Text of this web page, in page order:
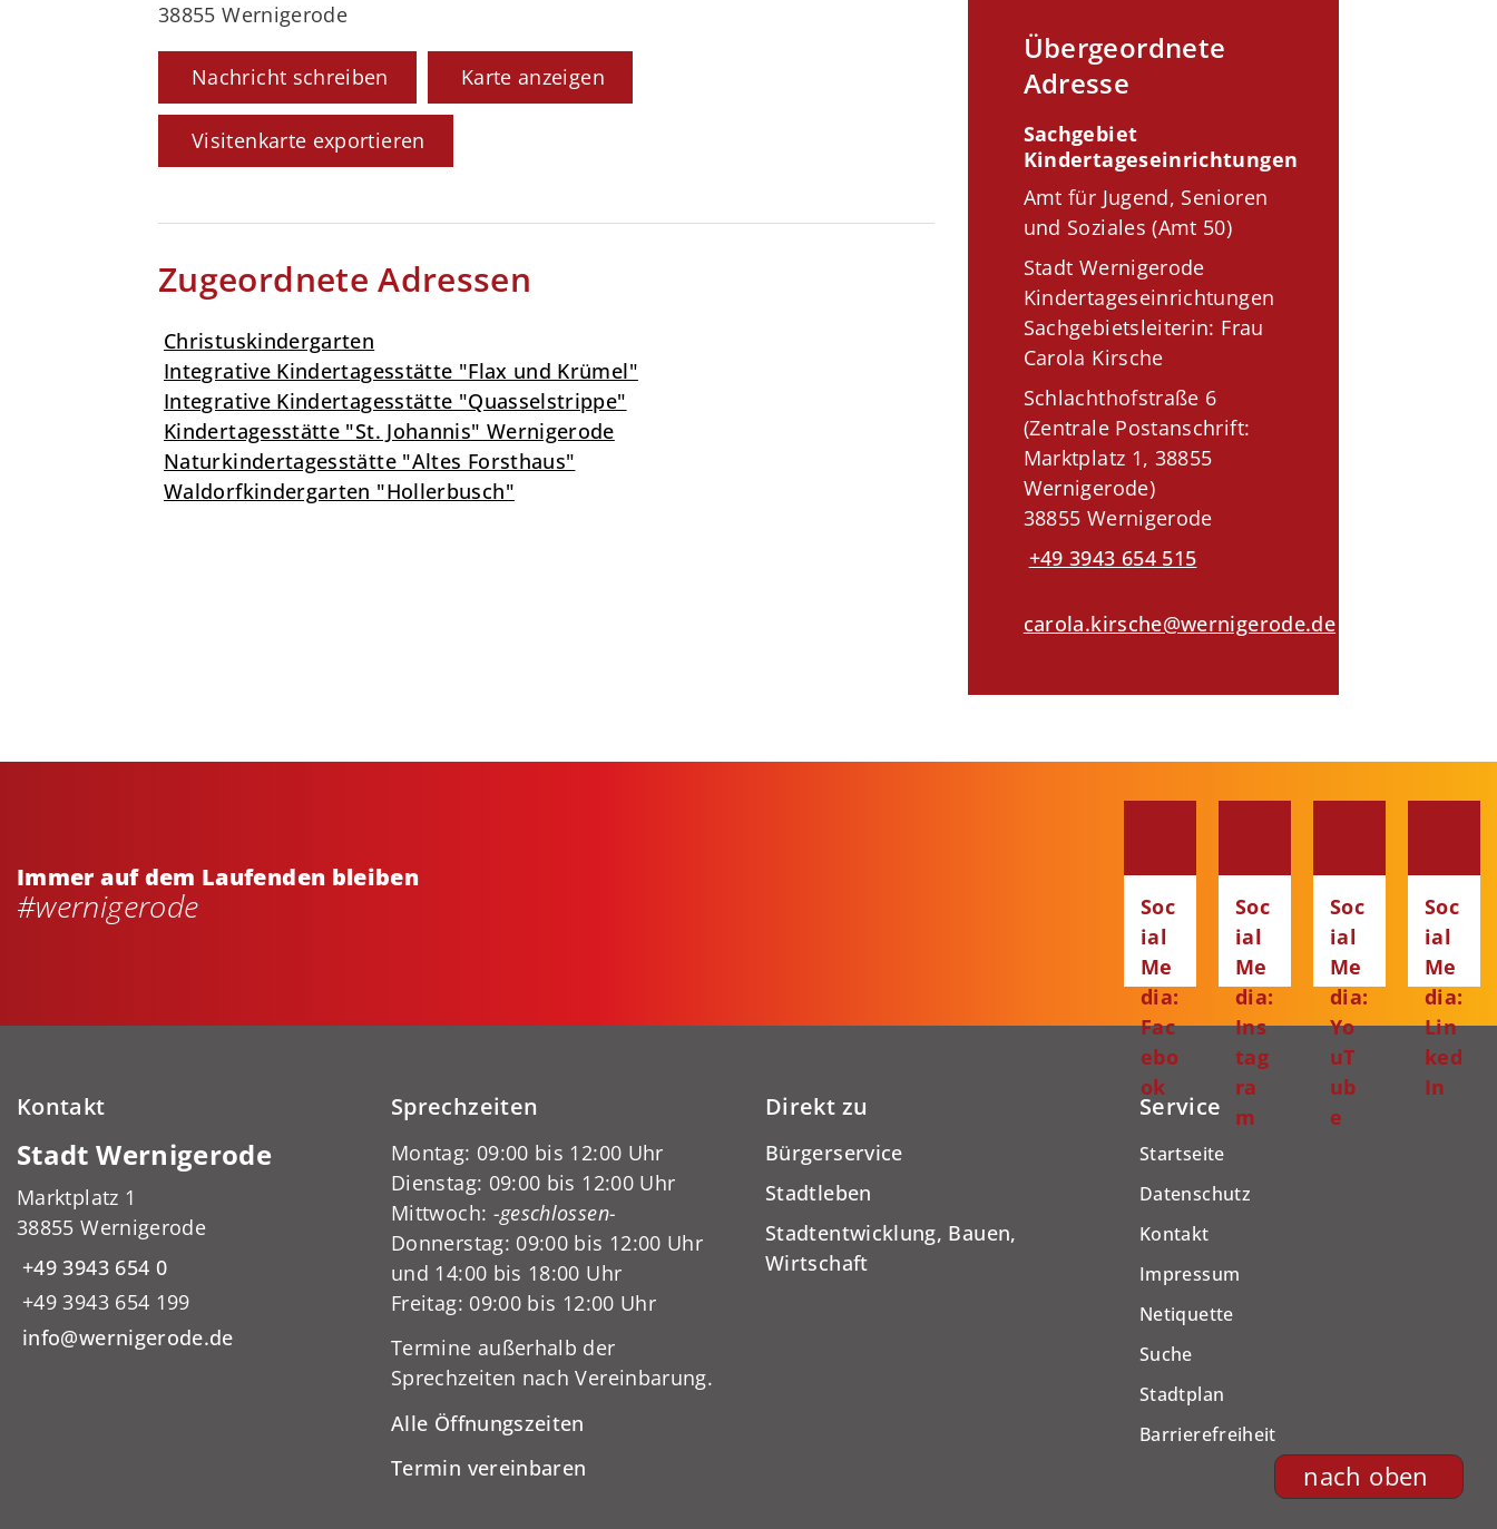
38855 Wernigerode
Nachricht schreiben Karte anzeigen
Visitenkarte exportieren
Zugeordnete Adressen
Christuskindergarten
Integrative Kindertagesstätte "Flax und Krümel"
Integrative Kindertagesstätte "Quasselstrippe"
Kindertagesstätte "St. Johannis" Wernigerode
Naturkindertagesstätte "Altes Forsthaus"
Waldorfkindergarten "Hollerbusch"
Übergeordnete
Adresse
Sachgebiet
Kindertageseinrichtungen
Amt für Jugend, Senioren
und Soziales (Amt 50)
Stadt Wernigerode
Kindertageseinrichtungen
Sachgebietsleiterin: Frau
Carola Kirsche
Schlachthofstraße 6
(Zentrale Postanschrift:
Marktplatz 1, 38855
Wernigerode)
38855 Wernigerode
+49 3943 654 515
carola.kirsche@wernigerode.de
nach oben
Immer auf dem Laufenden bleiben
#wernigerode
Soc
ial
Me
dia:
Fac
ebo
ok
Soc
ial
Me
dia:
Ins
tag
ra
m
Soc
ial
Me
dia:
Yo
uT
ub
e
Soc
ial
Me
dia:
Lin
ked
In
Kontakt
Stadt Wernigerode
Marktplatz 1
38855 Wernigerode
+49 3943 654 0
+49 3943 654 199
info@wernigerode.de
Sprechzeiten
Montag: 09:00 bis 12:00 Uhr
Dienstag: 09:00 bis 12:00 Uhr
Mittwoch: -geschlossen-
Donnerstag: 09:00 bis 12:00 Uhr
und 14:00 bis 18:00 Uhr
Freitag: 09:00 bis 12:00 Uhr
Termine außerhalb der
Sprechzeiten nach Vereinbarung.
Alle Öffnungszeiten
Termin vereinbaren
Direkt zu
Bürgerservice
Stadtleben
Stadtentwicklung, Bauen,
Wirtschaft
Service
Startseite
Datenschutz
Kontakt
Impressum
Netiquette
Suche
Stadtplan
Barrierefreiheit